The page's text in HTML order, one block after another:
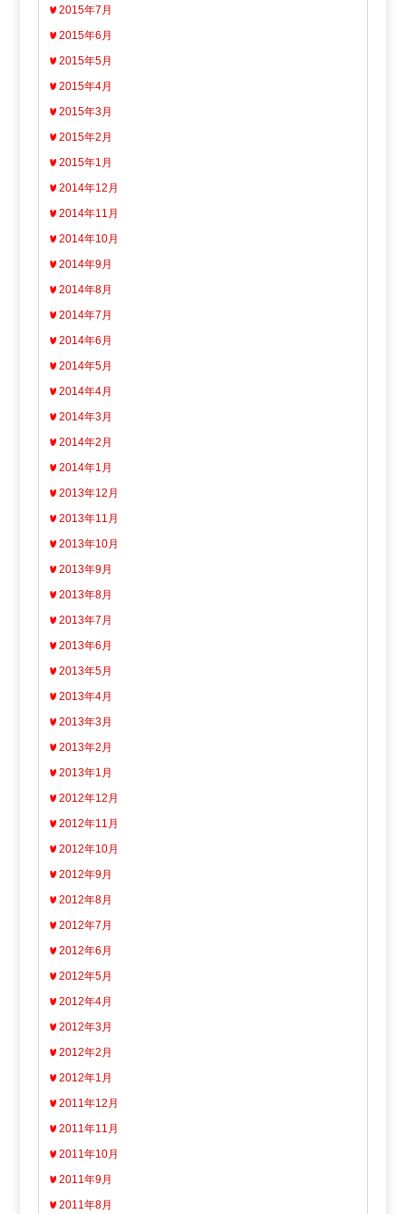
2015年7月
2015年6月
2015年5月
2015年4月
2015年3月
2015年2月
2015年1月
2014年12月
2014年11月
2014年10月
2014年9月
2014年8月
2014年7月
2014年6月
2014年5月
2014年4月
2014年3月
2014年2月
2014年1月
2013年12月
2013年11月
2013年10月
2013年9月
2013年8月
2013年7月
2013年6月
2013年5月
2013年4月
2013年3月
2013年2月
2013年1月
2012年12月
2012年11月
2012年10月
2012年9月
2012年8月
2012年7月
2012年6月
2012年5月
2012年4月
2012年3月
2012年2月
2012年1月
2011年12月
2011年11月
2011年10月
2011年9月
2011年8月